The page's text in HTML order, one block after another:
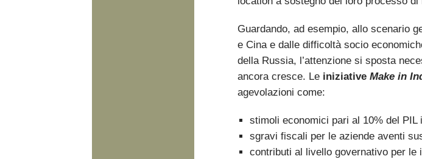
Guardando, ad esempio, allo scenario
e Cina e dalle difficoltà socio
della Russia, l’attenzione si sposta
ancora cresce. Le iniziative Make in
agevolazioni come:
stimoli economici pari al 10% del
sgravi fiscali per le aziende aventi
contributi al livello governativo per le